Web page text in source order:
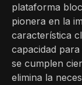
plataforma
pionera en la
característica
capacidad
se cumplen
elimina la